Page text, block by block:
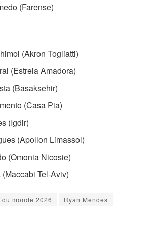
(Farense)
(Akron Togliatti)
(Estrela Amadora)
(Basaksehir)
(Casa Pia)
(Igdir)
(Apollon Limassol)
(Omonia Nicosie)
Tel-Aviv)
monde 2026
Ryan Mendes